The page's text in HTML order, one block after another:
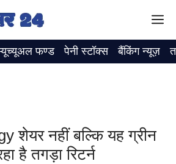
फण्ड पेनी स्टॉक्स बैंकिंग न्यूज़
शेयर नहीं बल्कि यह ग्रीन
है तगड़ा रिटर्न